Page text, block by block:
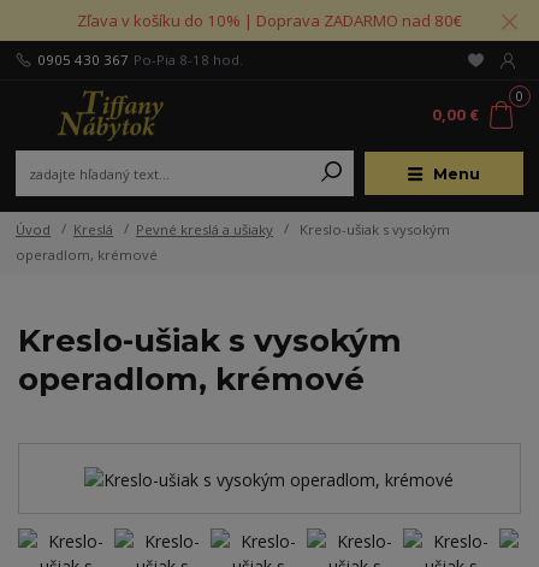
Zľava v košíku do 10% | Doprava ZADARMO nad 80€
Menu
0905 430 367 Po-Pia 8-18 hod.
0
0,00 €
Úvod Kreslá Pevné kreslá a ušiaky
Kreslo-ušiak s vysokým
operadlom, krémové
Kreslo-ušiak s vysokým
operadlom, krémové